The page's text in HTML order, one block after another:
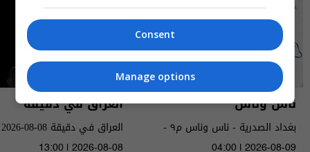
ناس وناس
بغداد الصدرية - ناس وناس م٩ -
الحلقة ٩٦ | الموسم 9
04:00 | 2026-08-09
العراق في دقيقة
العراق في دقيقة 08-08-2026 | 2026
13:00 | 2026-08-08
Consent
Manage options